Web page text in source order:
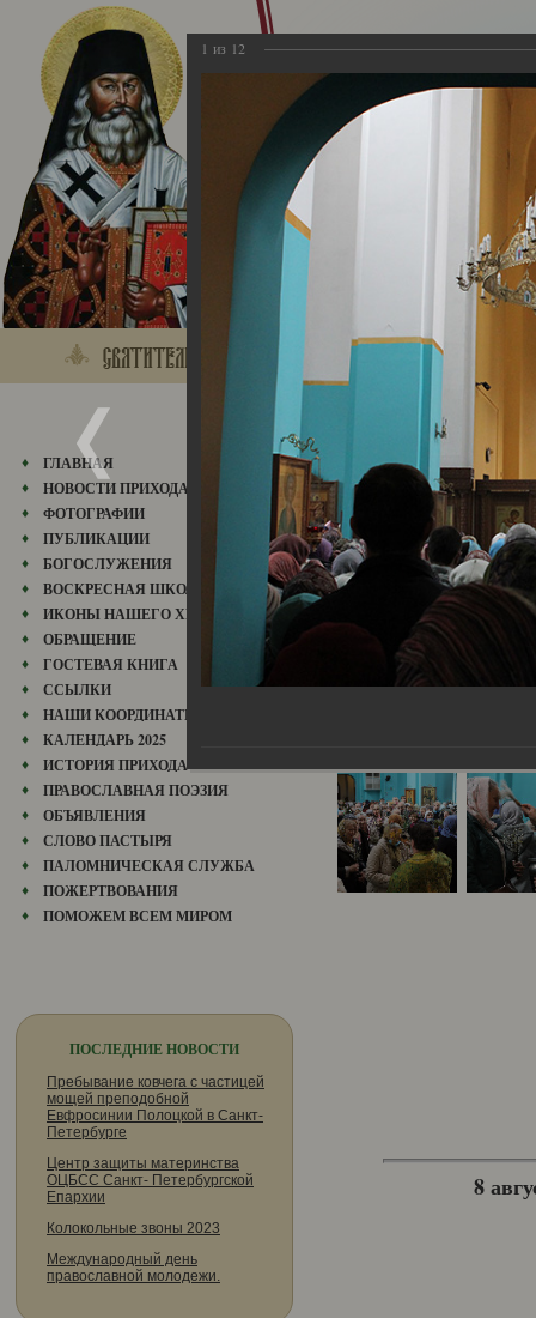
ГЛАВНАЯ
НОВОСТИ ПРИХОДА
ФОТОГРАФИИ
ПУБЛИКАЦИИ
БОГОСЛУЖЕНИЯ
ВОСКРЕСНАЯ ШКОЛА
ИКОНЫ НАШЕГО ХРАМА
ОБРАЩЕНИЕ
ГОСТЕВАЯ КНИГА
ССЫЛКИ
НАШИ КООРДИНАТЫ
КАЛЕНДАРЬ 2025
ИСТОРИЯ ПРИХОДА
ПРАВОСЛАВНАЯ ПОЭЗИЯ
ОБЪЯВЛЕНИЯ
СЛОВО ПАСТЫРЯ
ПАЛОМНИЧЕСКАЯ СЛУЖБА
ПОЖЕРТВОВАНИЯ
ПОМОЖЕМ ВСЕМ МИРОМ
ПОСЛЕДНИЕ НОВОСТИ
Пребывание ковчега с частицей
мощей преподобной
Евфросинии Полоцкой в Санкт-
Петербурге
Центр защиты материнства
ОЦБСС Санкт- Петербургской
Епархии
Колокольные звоны 2023
Международный день
православной молодежи.
25.04.2021
8
1 из 12